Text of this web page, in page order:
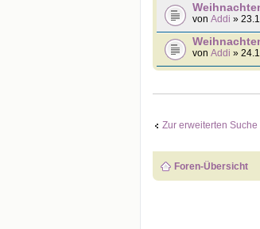
von Addi »
von Addi »
Zur erweiterten Suche
Foren-Übersicht